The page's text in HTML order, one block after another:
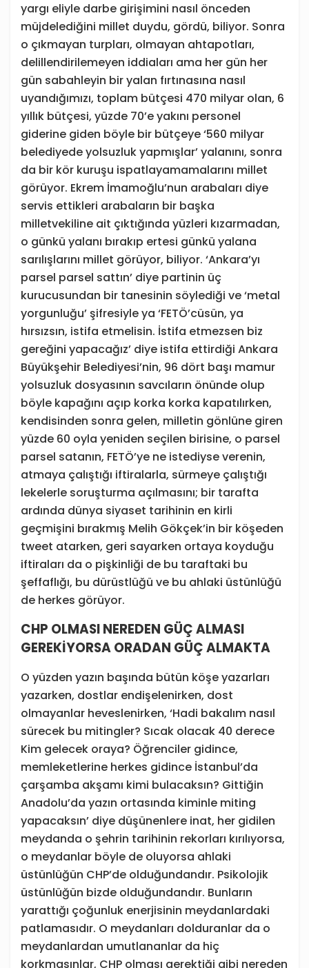
yargı eliyle darbe girişimini nasıl önceden
müjdelediğini millet duydu, gördü, biliyor. Sonra
o çıkmayan turpları, olmayan ahtapotları,
delillendirilemeyen iddiaları ama her gün her
gün sabahleyin bir yalan fırtınasına nasıl
uyandığımızı, toplam bütçesi 470 milyar olan, 6
yıllık bütçesi, yüzde 70’e yakını personel
giderine giden böyle bir bütçeye ‘560 milyar
belediyede yolsuzluk yapmışlar’ yalanını, sonra
da bir kör kuruşu ispatlayamamalarını millet
görüyor. Ekrem İmamoğlu’nun arabaları diye
servis ettikleri arabaların bir başka
milletvekiline ait çıktığında yüzleri kızarmadan,
o günkü yalanı bırakıp ertesi günkü yalana
sarılışlarını millet görüyor, biliyor. ‘Ankara’yı
parsel parsel sattın’ diye partinin üç
kurucusundan bir tanesinin söylediği ve ‘metal
yorgunluğu’ şifresiyle ya ‘FETÖ’cüsün, ya
hırsızsın, istifa etmelisin. İstifa etmezsen biz
gereğini yapacağız’ diye istifa ettirdiği Ankara
Büyükşehir Belediyesi’nin, 96 dört başı mamur
yolsuzluk dosyasının savcıların önünde olup
böyle kapağını açıp korka korka kapatılırken,
kendisinden sonra gelen, milletin gönlüne giren
yüzde 60 oyla yeniden seçilen birisine, o parsel
parsel satanın, FETÖ’ye ne istediyse verenin,
atmaya çalıştığı iftiralarla, sürmeye çalıştığı
lekelerle soruşturma açılmasını; bir tarafta
ardında dünya siyaset tarihinin en kirli
geçmişini bırakmış Melih Gökçek’in bir köşeden
tweet atarken, geri sayarken ortaya koyduğu
iftiraları da o pişkinliği de bu taraftaki bu
şeffaflığı, bu dürüstlüğü ve bu ahlaki üstünlüğü
de herkes görüyor.
CHP OLMASI NEREDEN GÜÇ ALMASI
GEREKİYORSA ORADAN GÜÇ ALMAKTA
O yüzden yazın başında bütün köşe yazarları
yazarken, dostlar endişelenirken, dost
olmayanlar heveslenirken, ‘Hadi bakalım nasıl
sürecek bu mitingler? Sıcak olacak 40 derece
Kim gelecek oraya? Öğrenciler gidince,
memleketlerine herkes gidince İstanbul’da
çarşamba akşamı kimi bulacaksın? Gittiğin
Anadolu’da yazın ortasında kiminle miting
yapacaksın’ diye düşünenlere inat, her gidilen
meydanda o şehrin tarihinin rekorları kırılıyorsa,
o meydanlar böyle de oluyorsa ahlaki
üstünlüğün CHP’de olduğundandır. Psikolojik
üstünlüğün bizde olduğundandır. Bunların
yarattığı çoğunluk enerjisinin meydanlardaki
patlamasıdır. O meydanları dolduranlar da o
meydanlardan umutlananlar da hiç
korkmasınlar, CHP olması gerektiği gibi nereden